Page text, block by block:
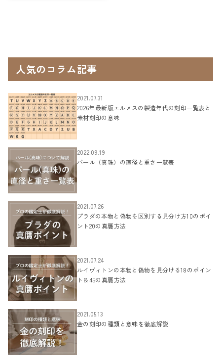
人気のコラム記事
2021.07.31
2026年最新版エルメスの製造年代の刻印一覧表と
素材刻印の意味
2022.09.19
パール（真珠）の直径と重さ一覧表
2021.07.26
プラダの本物と偽物を区別する見分け方10のポイ
ント20の真贋方法
2021.07.24
ルイヴィトンの本物と偽物を見分ける18のポイン
ト＆45の真贋方法
2021.05.13
金の刻印の種類と意味を徹底解説